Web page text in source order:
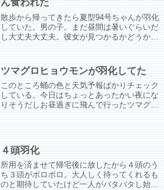
ん食われた
散歩から帰ってきたら夏型94号ちゃんが羽化
していた。男の子。まだ昼間は暑いぐらいだ
し大丈夫大丈夫。彼女が見つかるかどうかは
ツマグロヒョウモンが羽化してた
このところ蛹の色と天気予報ばかりチェック
している。今日はちょっとあったかい夜にな
りそうだしお昼過ぎに飛んで行ったツマグロ
に。里帰り待ってるよ。
４頭羽化
所用を済ませて帰宅後に放したから４頭のう
ち３頭がボロボロ。大人しく待ってくれるも
のと期待していたけど一人がバタバタし始め